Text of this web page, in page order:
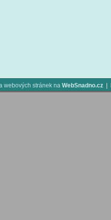
webových stránek na WebSnadno.cz|